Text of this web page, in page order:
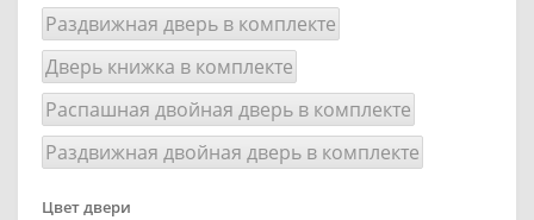
Раздвижная дверь в комплекте
Дверь книжка в комплекте
Распашная двойная дверь в комплекте
Раздвижная двойная дверь в комплекте
Цвет двери